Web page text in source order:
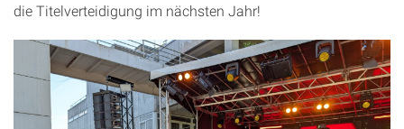
die Titelverteidigung im nächsten Jahr!